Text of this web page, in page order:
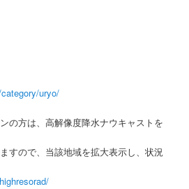
uryo/
の方は、高解像度降水ナウキャストを
すので、当該地域を拡大表示し、状況